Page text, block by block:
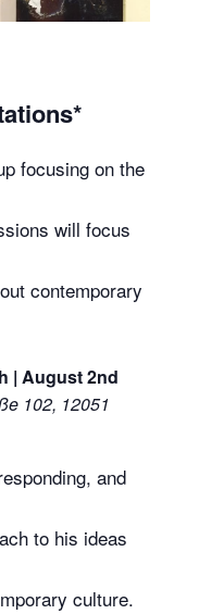
focusing on the
will focus
contemporary
| August 2nd
102, 12051
and
to his ideas
culture.